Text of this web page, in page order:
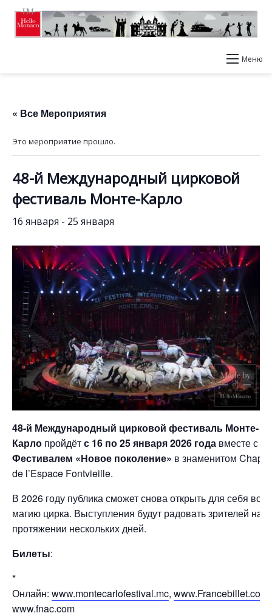
Меню
« Все Мероприятия
Это мероприятие прошло.
48-й Международный цирковой
фестиваль Монте-Карло
16 января - 25 января
48-й Международный цирковой фестиваль Монте-
Карло пройдётс 16 по 25 января 2026 года вместе с
Фестивалем «Новое поколение» в знаменитом
de l’Espace Fontvieille.
В 2026 году публика сможет снова открыть для себя всю
магию цирка. Выступления будут радовать зрителей на
протяжении нескольких дней.
Билеты:
*
Онлайн: www.montecarlofestival.mc, www.Francebillet.com
www.fnac.com